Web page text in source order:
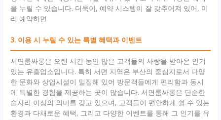
을 누릴 수 있습니다. 더욱이, 예약 시스템이 잘 갖추어져 있어, 미
리 예약하면
3. 이용 시 누릴 수 있는 특별 혜택과 이벤트
서면룸싸롱은 오랜 시간 동안 많은 고객들의 사랑을 받아온 인기
있는 유흥업소입니다. 특히 서면 지역은 부산의 중심지로서 다양
한 문화와 상업시설이 밀집해 있어 방문객들에게 편리함과 동시
에 특별한 경험을 제공하는 곳이 많습니다. 서면룸싸롱은 단순한
술자리 이상의 의미를 갖고 있으며, 고객들이 편안하게 쉴 수 있는
환경과 다채로운 혜택, 그리고 다양한 이벤트를 통해 그 인기를 유